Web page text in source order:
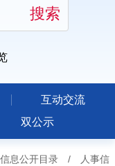
互动交流
双公示
信息公开目录 /
人事信